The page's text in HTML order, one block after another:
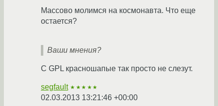
Массово молимся на космонавта. Что еще
остается?
Ваши мнения?
С GPL красношапые так просто не слезут.
segfault ★★★★★
02.03.2013 13:21:46 +00:00